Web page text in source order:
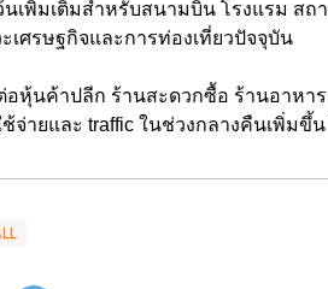
นเพิ่มเติมสำหรับสนามบิน โรงแรม สถ
เศรษฐกิจและการท่องเที่ยวปัจจุบัน
อหุ้นค้าปลีก ร้านสะดวกซื้อ ร้านอาหาร
จ่ายและ traffic ในช่วงกลางคืนเพิ่มขึ้